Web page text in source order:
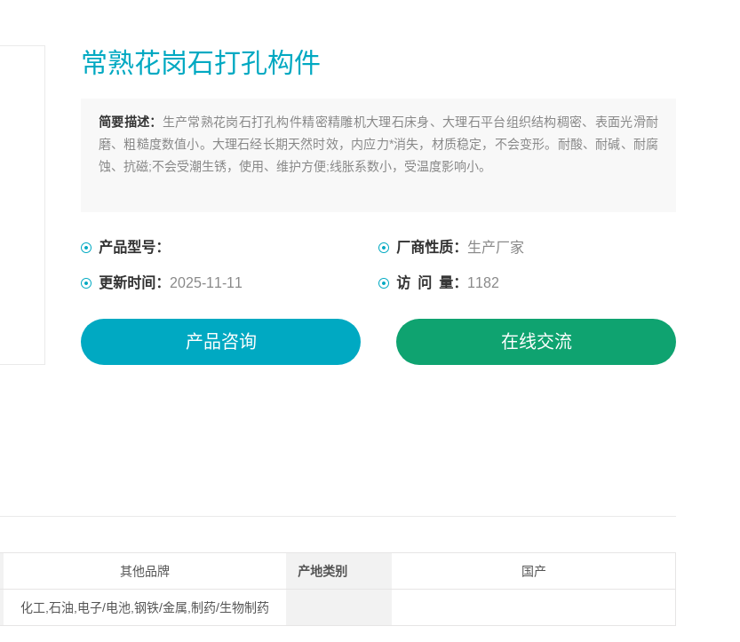
常熟花岗石打孔构件​​
简要描述： 生产常熟花岗石打孔构件​​精密精雕机大理石床身、大理石平台组织结构稠密、表面光滑耐
磨、粗糙度数值小。大理石经长期天然时效，内应力*消失，材质稳定，不会变形。耐酸、耐碱、耐腐
蚀、抗磁;不会受潮生锈，使用、维护方便;线胀系数小，受温度影响小。
产品型号： 厂商性质： 生产厂家
更新时间： 2025-11-11 访 问 量： 1182
产品咨询 在线交流
其他品牌 产地类别 国产
化工,石油,电子/电池,钢铁/金属,制药/生物制药